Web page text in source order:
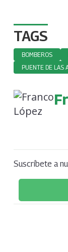
TAGS
BOMBEROS
PUENTE DE LAS
Suscríbete a